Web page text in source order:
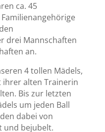
ca. 45
drei Mannschaften
an.
4 tollen Mädels,
ihrer alten Trainerin
Bis zur letzten
um jeden Ball
dabei von
und bejubelt.